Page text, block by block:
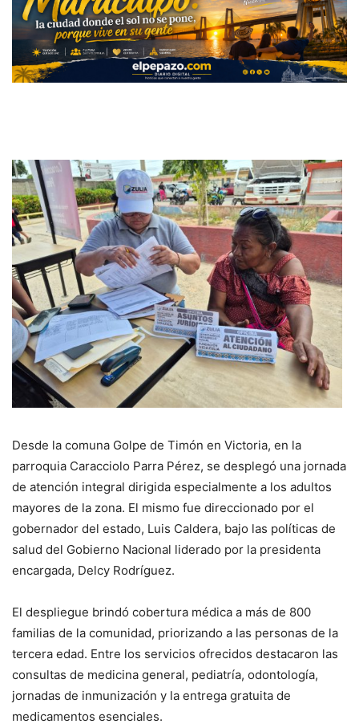
Desde la comuna Golpe de Timón en Victoria, en la
parroquia Caracciolo Parra Pérez, se desplegó una jornada
de atención integral dirigida especialmente a los adultos
mayores de la zona. El mismo fue direccionado por el
gobernador del estado, Luis Caldera, bajo las políticas de
salud del Gobierno Nacional liderado por la presidenta
encargada, Delcy Rodríguez.
El despliegue brindó cobertura médica a más de 800
familias de la comunidad, priorizando a las personas de la
tercera edad. Entre los servicios ofrecidos destacaron las
consultas de medicina general, pediatría, odontología,
jornadas de inmunización y la entrega gratuita de
medicamentos esenciales.